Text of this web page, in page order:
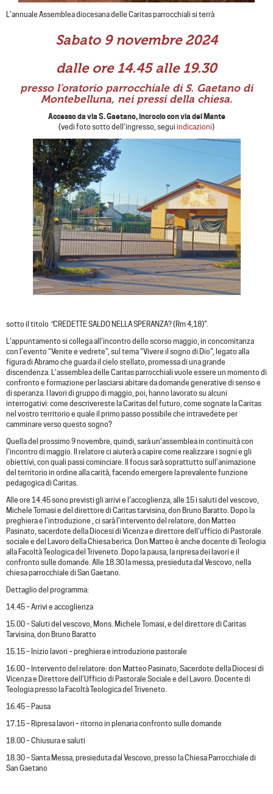
L’annuale Assemblea diocesana delle Caritas parrocchiali si terrà
Sabato 9 novembre 2024
dalle ore 14.45 alle 19.30
presso l’oratorio parrocchiale di S. Gaetano di
Montebelluna, neipressi della chiesa.
Accesso da via S. Gaetano, incrocio con via dei Mante
(vedi foto sotto dell’ingresso, segui indicazioni)
sotto il titolo “CREDETTE SALDO NELLA SPERANZA? (Rm 4,18)”.
L’appuntamento si collega all’incontro dello scorso maggio, in concomitanza
con l’evento “Venite e vedrete”, sul tema “Vivere il sogno di Dio”, legato alla
figura di Abramo che guarda il cielo stellato, promessa di una grande
discendenza. L’assemblea delle Caritas parrocchiali vuole essere un momento di
confronto e formazione per lasciarsi abitare da domande generative di senso e
di speranza. I lavori di gruppo di maggio, poi, hanno lavorato su alcuni
interrogativi: come descrivereste la Caritas del futuro, come sognate la Caritas
nel vostro territorio e quale il primo passo possibile che intravedete per
camminare verso questo sogno?
Quella del prossimo 9 novembre, quindi, sarà un’assemblea in continuità con
l’incontro di maggio. Il relatore ci aiuterà a capire come realizzare i sogni e gli
obiettivi, con quali passi cominciare. Il focus sarà soprattutto sull’animazione
del territorio in ordine alla carità, facendo emergere la prevalente funzione
pedagogica di Caritas.
Alle ore 14.45 sono previsti gli arrivi e l’accoglienza, alle 15 i saluti del vescovo,
Michele Tomasi e del direttore di Caritas tarvisina, don Bruno Baratto. Dopo la
preghiera e l’introduzione , ci sarà l’intervento del relatore, don Matteo
Pasinato, sacerdote della Diocesi di Vicenza e direttore dell’ufficio di Pastorale
sociale e del Lavoro della Chiesa berica. Don Matteo è anche docente di Teologia
alla Facoltà Teologica del Triveneto. Dopo la pausa, la ripresa dei lavori e il
confronto sulle domande. Alle 18.30 la messa, presieduta dal Vescovo, nella
chiesa parrocchiale di San Gaetano.
Dettaglio del programma:
14.45 – Arrivi e accoglienza
15.00 – Saluti del vescovo, Mons. Michele Tomasi, e del direttore di Caritas
Tarvisina, don Bruno Baratto
15.15 – Inizio lavori – preghiera e introduzione pastorale
16.00 – Intervento del relatore: don Matteo Pasinato, Sacerdote della Diocesi di
Vicenza e Direttore dell’Ufficio di Pastorale Sociale e del Lavoro. Docente di
Teologia presso la Facoltà Teologica del Triveneto.
16.45 – Pausa
17.15 – Ripresa lavori – ritorno in plenaria confronto sulle domande
18.00 – Chiusura e saluti
18.30 – Santa Messa, presieduta dal Vescovo, presso la Chiesa Parrocchiale di
San Gaetano